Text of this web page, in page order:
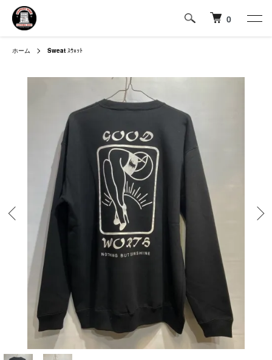
0
ホーム Sweat ｽｳｪｯﾄ